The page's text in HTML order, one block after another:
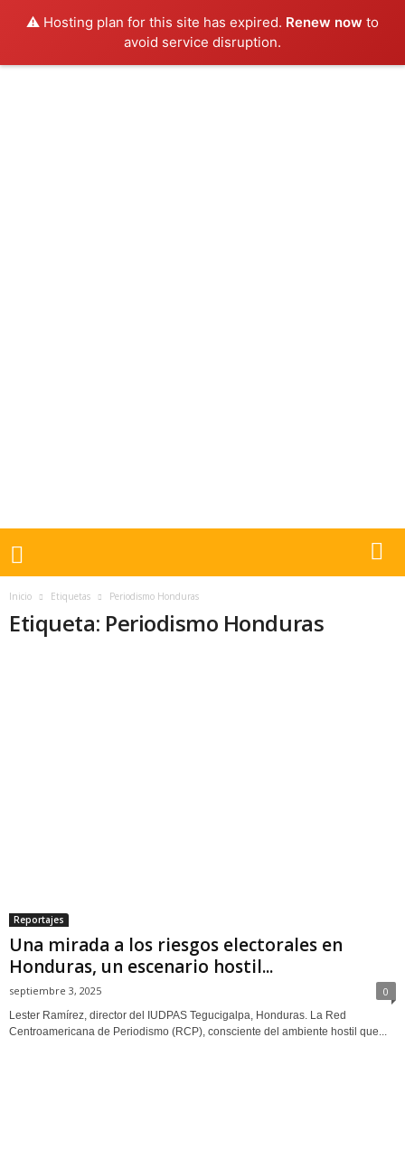
⚠️ Hosting plan for this site has expired. Renew now to
avoid service disruption.
Inicio Etiquetas Periodismo Honduras
Etiqueta: Periodismo Honduras
Reportajes
Una mirada a los riesgos electorales en
Honduras, un escenario hostil...
septiembre 3, 2025 0
Lester Ramírez, director del IUDPAS Tegucigalpa, Honduras. La Red
Centroamericana de Periodismo (RCP), consciente del ambiente hostil que...